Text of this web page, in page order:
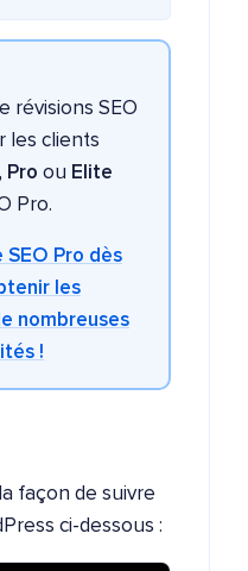
révisions SEO
les clients
Pro ou Elite
Pro.
SEO Pro dès
les
nombreuses
!
façon de suivre
ci-dessous :